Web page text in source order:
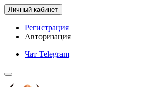
Личный кабинет
Регистрация
Авторизация
Чат Telegram